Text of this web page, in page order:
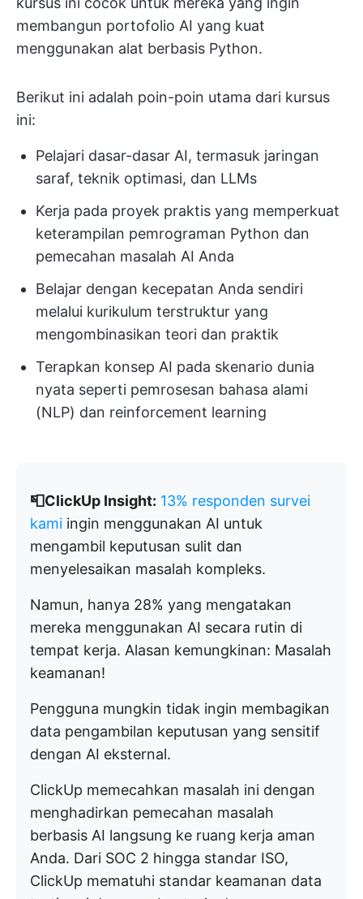
membangun portofolio AI yang kuat
menggunakan alat berbasis Python.
Berikut ini adalah poin-poin utama dari kursus
ini:
Pelajari dasar-dasar AI, termasuk jaringan
saraf, teknik optimasi, dan LLMs
Kerja pada proyek praktis yang memperkuat
keterampilan pemrograman Python dan
pemecahan masalah AI Anda
Belajar dengan kecepatan Anda sendiri
melalui kurikulum terstruktur yang
mengombinasikan teori dan praktik
Terapkan konsep AI pada skenario dunia
nyata seperti pemrosesan bahasa alami
(NLP) dan reinforcement learning
📮ClickUp Insight: 13% responden survei
kami ingin menggunakan AI untuk
mengambil keputusan sulit dan
menyelesaikan masalah kompleks.
Namun, hanya 28% yang mengatakan
mereka menggunakan AI secara rutin di
tempat kerja. Alasan kemungkinan: Masalah
keamanan!
Pengguna mungkin tidak ingin membagikan
data pengambilan keputusan yang sensitif
dengan AI eksternal.
ClickUp memecahkan masalah ini dengan
menghadirkan pemecahan masalah
berbasis AI langsung ke ruang kerja aman
Anda. Dari SOC 2 hingga standar ISO,
ClickUp mematuhi standar keamanan data